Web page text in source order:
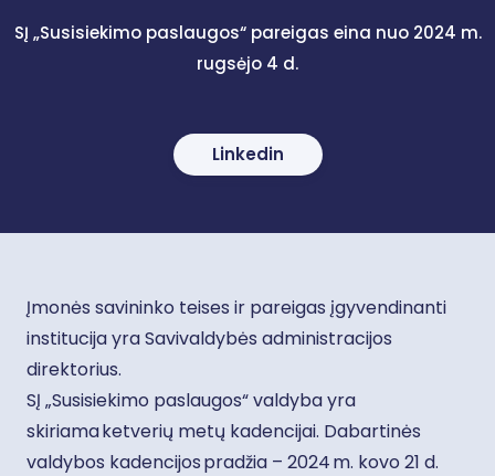
SĮ „Susisiekimo paslaugos“ pareigas eina nuo 2024 m.
rugsėjo 4 d.
Linkedin
Įmonės savininko teises ir pareigas įgyvendinanti
institucija yra Savivaldybės administracijos
direktorius.
SĮ „Susisiekimo paslaugos“ valdyba yra
skiriama ketverių metų kadencijai. Dabartinės
valdybos kadencijos pradžia – 2024 m. kovo 21 d.